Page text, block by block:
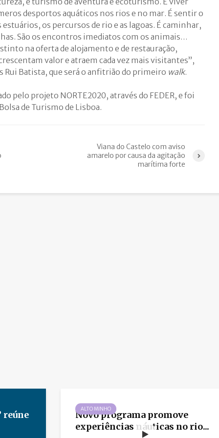
desportos aquáticos nos rios e no mar. É sentir o
os percursos de rio e as lagoas. É caminhar,
São os encontros imediatos com os animais…
na oferta de alojamento e de restauração,
valor e atraem cada vez mais visitantes”,
Rui Batista, que será o anfitrião do primeiro walk.
pelo projeto NORTE2020, através do FEDER, e foi
de Turismo de Lisboa.
Viana do Castelo com aviso
amarelo por causa da agitação
marítima forte
reúne
ALTO MINHO
Novo programa promove
experiências náuticas no rio...